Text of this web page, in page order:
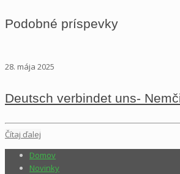
Podobné príspevky
28. mája 2025
Deutsch verbindet uns-
Čítaj ďalej
Domov
Novinky